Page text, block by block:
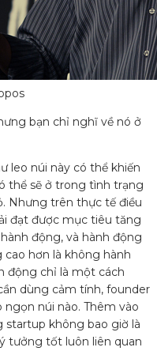
bạn chỉ nghĩ về nó ở
leo núi này có thể khiến
thể sẽ ở trong tình trạng
Nhưng trên thực tế điều
đạt được mục tiêu tăng
động, và hành động
cao hơn là không hành
động chỉ là một cách
dùng cảm tính, founder
núi nào. Thêm vào
không bao giờ là
tưởng tốt luôn liên quan